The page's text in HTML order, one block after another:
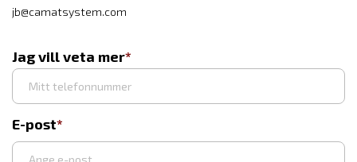
jb@camatsystem.com
Jag vill veta mer
E-post